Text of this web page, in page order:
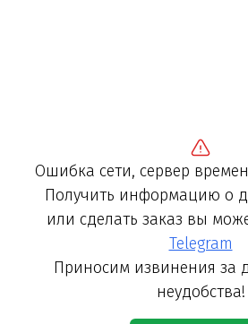
Ошибка сети, сервер
Получить информацию о
или сделать заказ вы
Telegram
Приносим извинения за
неудобства!